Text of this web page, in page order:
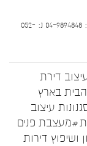
הילית קרש עיצוב ואדריכלות פנים, מושב הבונים, ט: 04-9894848 נ: 052-
דירת
הבית בארץ
עיצוב
#מעצבת פנים
ושיפוץ דירות